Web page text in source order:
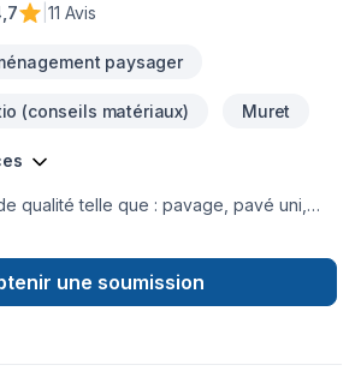
11 Avis
paysager
(conseils matériaux) Muret
qualité telle que : pavage, pavé uni,
là pour vous DEPUIS PLUS DE 60 ANS
UNE VISION NOTRE
une soumission